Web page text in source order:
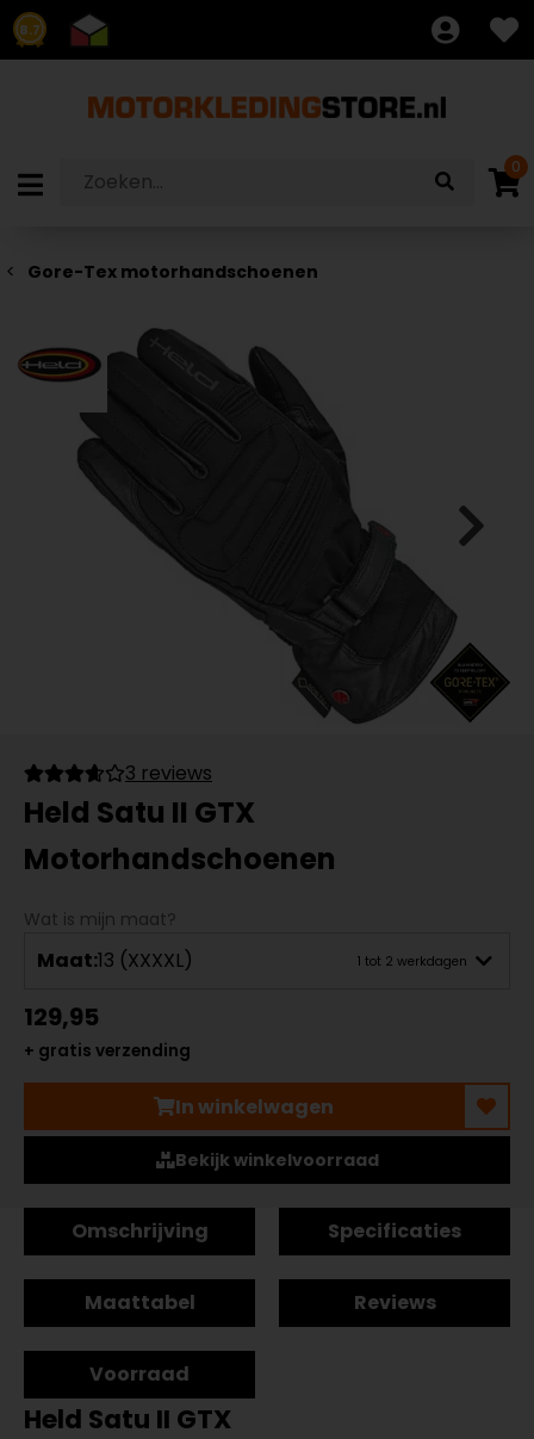
8.7
0
Gore-Tex motorhandschoenen
3 reviews
Held Satu II GTX
Motorhandschoenen
Wat is mijn maat?
Maat:13 (XXXXL) 1 tot 2 werkdagen
129,95
+ gratis verzending
In winkelwagen
Bekijk winkelvoorraad
Omschrijving Specificaties
Maattabel Reviews
Voorraad
Held Satu II GTX